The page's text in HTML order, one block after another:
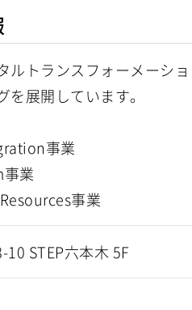
ルトランスフォーメーシ
を展開しています。
事業
事業
事業
STEP六本木 5F